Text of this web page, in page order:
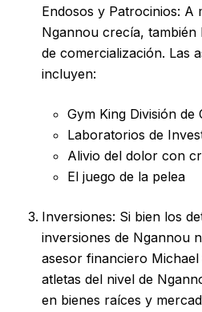
Endosos y Patrocinios: A
Ngannou crecía,
de comercialización. Las
incluyen:
Gym King División de
Laboratorios de
Alivio del dolor con
El juego de la pelea
Inversiones: Si bien los
inversiones de Ngannou
asesor financiero Michael
atletas del nivel de
en bienes raíces y